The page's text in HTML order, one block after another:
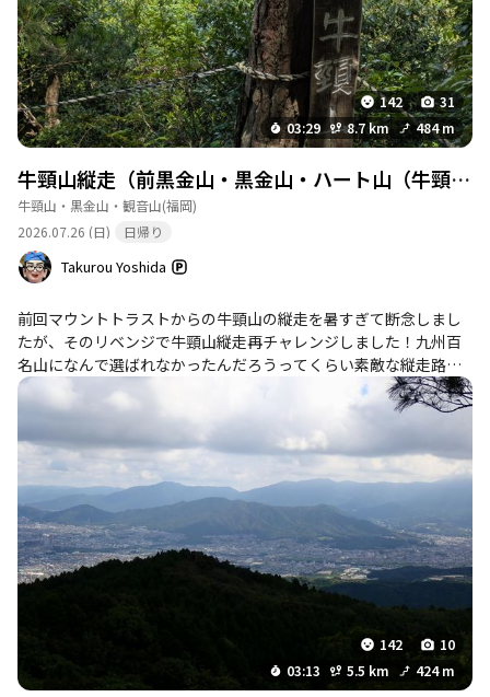
142
31
03:29
8.7 km 484 m
牛頸山縦走（前黒金山・黒金山・ハート山（牛頸南峰）・三市町山・牛頸山）
牛頸山・黒金山・観音山(福岡)
2026.07.26 (日)
日帰り
Takurou Yoshida
前回マウントトラストからの牛頸山の縦走を暑すぎて断念しまし
たが、そのリベンジで牛頸山縦走再チャレンジしました！九州百
名山になんで選ばれなかったんだろうってくらい素敵な縦走路
で、無事に縦走できました😆 近場だしまた来たいです！
142
10
03:13
5.5 km 424 m